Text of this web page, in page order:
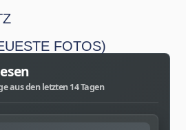
FOTOS)
aus den letzten 14 Tagen